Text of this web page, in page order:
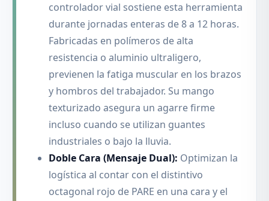
controlador vial sostiene esta herramienta
durante jornadas enteras de 8 a 12 horas.
Fabricadas en polímeros de alta
resistencia o aluminio ultraligero,
previenen la fatiga muscular en los brazos
y hombros del trabajador. Su mango
texturizado asegura un agarre firme
incluso cuando se utilizan guantes
industriales o bajo la lluvia.
Doble Cara (Mensaje Dual): Optimizan la
logística al contar con el distintivo
octagonal rojo de PARE en una cara y el